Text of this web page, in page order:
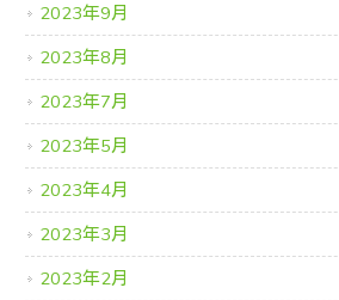
2023年9月
2023年8月
2023年7月
2023年5月
2023年4月
2023年3月
2023年2月